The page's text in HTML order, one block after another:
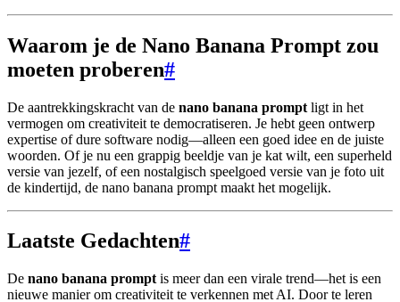
Waarom je de Nano Banana Prompt zou
moeten proberen#
De aantrekkingskracht van de nano banana prompt ligt in het
vermogen om creativiteit te democratiseren. Je hebt geen ontwerp
expertise of dure software nodig—alleen een goed idee en de juiste
woorden. Of je nu een grappig beeldje van je kat wilt, een superheld
versie van jezelf, of een nostalgisch speelgoed versie van je foto uit
de kindertijd, de nano banana prompt maakt het mogelijk.
Laatste Gedachten#
De nano banana prompt is meer dan een virale trend—het is een
nieuwe manier om creativiteit te verkennen met AI. Door te leren